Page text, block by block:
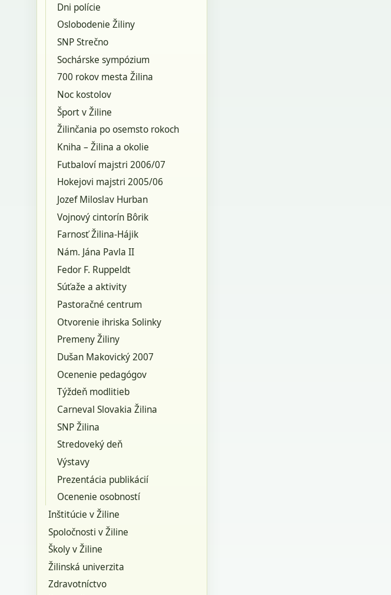
Dni polície
Oslobodenie Žiliny
SNP Strečno
Sochárske sympózium
700 rokov mesta Žilina
Noc kostolov
Šport v Žiline
Žilinčania po osemsto rokoch
Kniha – Žilina a okolie
Futbaloví majstri 2006/07
Hokejovi majstri 2005/06
Jozef Miloslav Hurban
Vojnový cintorín Bôrik
Farnosť Žilina-Hájik
Nám. Jána Pavla II
Fedor F. Ruppeldt
Súťaže a aktivity
Pastoračné centrum
Otvorenie ihriska Solinky
Premeny Žiliny
Dušan Makovický 2007
Ocenenie pedagógov
Týždeň modlitieb
Carneval Slovakia Žilina
SNP Žilina
Stredoveký deň
Výstavy
Prezentácia publikácií
Ocenenie osobností
Inštitúcie v Žiline
Spoločnosti v Žiline
Školy v Žiline
Žilinská univerzita
Zdravotníctvo